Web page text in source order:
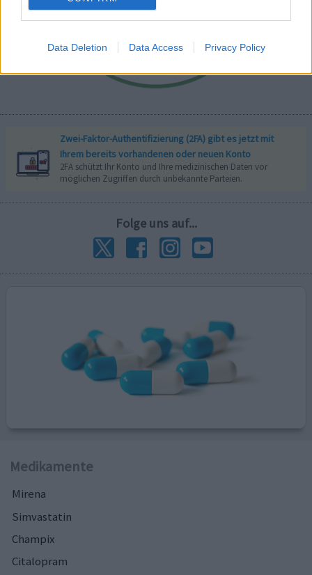
Data Deletion Data Access Privacy Policy
Zwei-Faktor-Authentifizierung (2FA) gibt es jetzt mit
Ihrem bereits vorhandenen oder neuen Konto
2FA schützt Ihr Konto und Ihre medizinischen Daten vor
möglichen Zugriffen durch unbekannte Parteien.
Folge uns auf...
Medikamente
Mirena
Simvastatin
Champix
Citalopram